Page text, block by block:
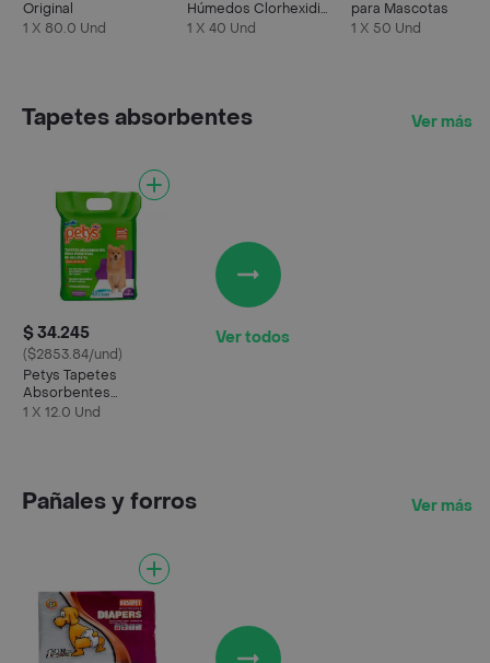
Original
1 X 80.0 Und
Húmedos Clorhexidina
Libre de Fragancia
1 X 40 Und
para Mascotas
1 X 50 Und
Tapetes absorbentes Ver más
$ 34.245
($2853.84/und)
Petys Tapetes
Absorbentes
Pequeños
1 X 12.0 Und
Ver todos
Pañales y forros Ver más